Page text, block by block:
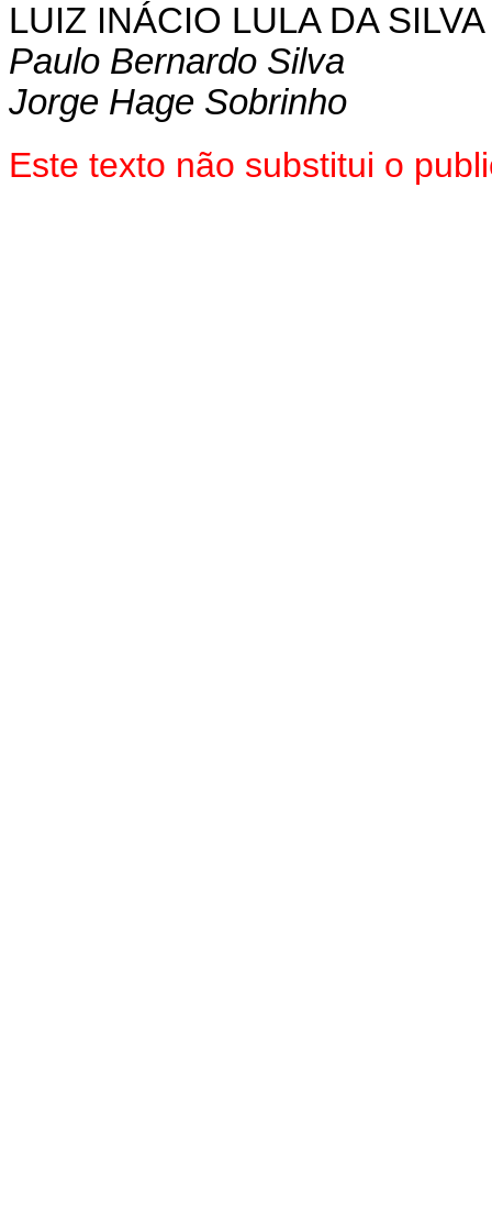
LUIZ INÁCIO LULA DA SILVA
Paulo Bernardo Silva
Jorge Hage Sobrinho
Este texto não substitui o